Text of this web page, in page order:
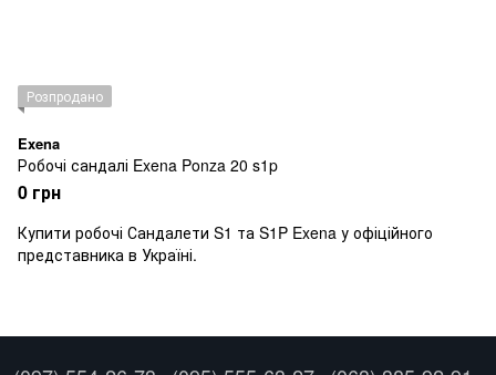
Розпродано
Exena
Робочі сандалі Exena Ponza 20 s1p
0 грн
Купити робочі Сандалети S1 та S1P Exena у офіційного
представника в Україні.